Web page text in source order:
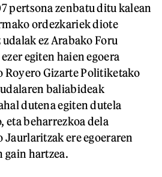
pertsona zenbatu ditu kalean
ordezkariek diote
ez Arabako Foru
egiten haien egoera
Royero Gizarte Politiketako
baliabideak
dutena egiten dutela
eta beharrezkoa dela
Jaurlaritzak ere egoeraren
gain hartzea.